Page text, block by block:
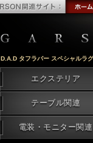
エクステリア
テーブル関連
電装・モニター関連
D.A.D タフラバー スペシャルラ